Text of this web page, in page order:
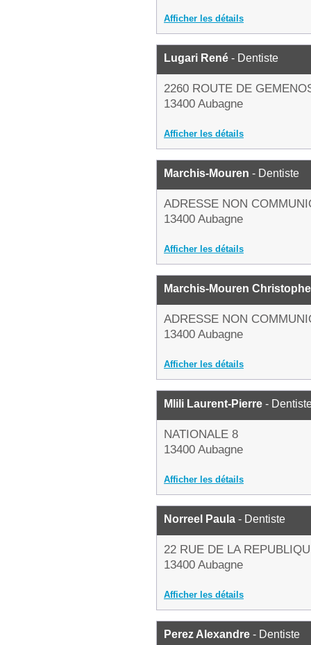
Afficher les détails
Lugari René - Dentiste
2260 ROUTE DE
13400 Aubagne
Afficher les détails
Marchis-Mouren - Dentiste
ADRESSE NON
13400 Aubagne
Afficher les détails
Marchis-Mouren Christophe
ADRESSE NON
13400 Aubagne
Afficher les détails
Mlili Laurent-Pierre -
NATIONALE 8
13400 Aubagne
Afficher les détails
Norreel Paula - Dentiste
22 RUE DE LA
13400 Aubagne
Afficher les détails
Perez Alexandre - Dentiste